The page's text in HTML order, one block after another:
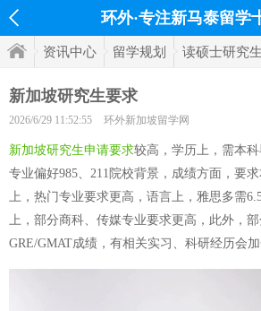
环外·专注新马泰留学
资讯中心 留学规划 读硕士研究生
新加坡研究生要求
2026/6/29 11:52:55 环外新加坡留学网
新加坡研究生申请要求较高，学历上，需本
专业偏好985、211院校背景，成绩方面，要
上，热门专业要求更高，语言上，雅思多需
上，部分商科、传媒专业要求更高，此外，
GRE/GMAT成绩，有相关实习、科研经历会加